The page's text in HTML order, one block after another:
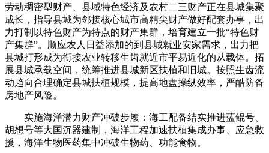
劳动稠密型财产、县域特色经济及农村二三财产正在县城集聚
成长，指导县城为邻接核心城市高精尖财产做好配套办事，出
力打制以特色财产为特点的财产集群，培育建立一批“特色财
产集群”。顺应农人日益添加的到县城就业安家需求，出力把
县城打形成为衔接农业转移生齿就近市平易近化的从载体。拓
展县城承载空间，统筹推进县城新区扶植和旧城。按照生齿流
动趋向合理确定县城扶植规模，提高地盘操纵效率，严酷防备
房地产风险。
实施海洋潜力财产冲破步履：海工配备结实推进蓝鲲号、
胡想号等大国沉器建制，海洋工程加速扶植集成办事、应急救
援，海洋生物医药集中冲破生物药、功能食物。